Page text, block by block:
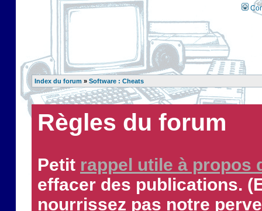
Index du forum » Software : Cheats
Règles du forum
Petit rappel utile à propos
effacer des publications.
nourrissez pas notre